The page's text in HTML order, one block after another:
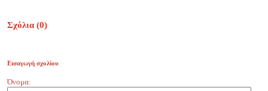
Σχόλια (0)
Εισαγωγή σχολίου
Όνομα: